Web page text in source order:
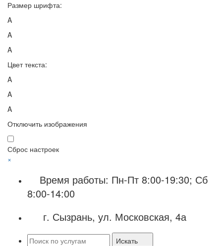
Размер шрифта:
A
A
A
Цвет текста:
A
A
A
Отключить изображения
Сброс настроек
×
Время работы: Пн-Пт 8:00-19:30; Сб
8:00-14:00
г. Сызрань, ул. Московская, 4а
Искать